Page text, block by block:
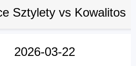
Sztylety vs Kowalitos
2026-03-22